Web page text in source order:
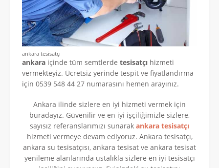
ankara tesisatçı
ankara içinde tüm semtlerde tesisatçı hizmeti
vermekteyiz. Ücretsiz yerinde tespit ve fiyatlandırma
için 0539 548 44 27 numarasını hemen arayınız.
Ankara ilinde sizlere en iyi hizmeti vermek için
buradayız. Güvenilir ve en iyi işçiliğimizle sizlere,
sayısız referanslarımızı sunarak ankara tesisatçı
hizmeti vermeye devam ediyoruz. Ankara tesisatçı,
ankara su tesisatçısı, ankara tesisat ve ankara tesisat
yenileme alanlarında ustalıkla sizlere en iyi tesisatçı